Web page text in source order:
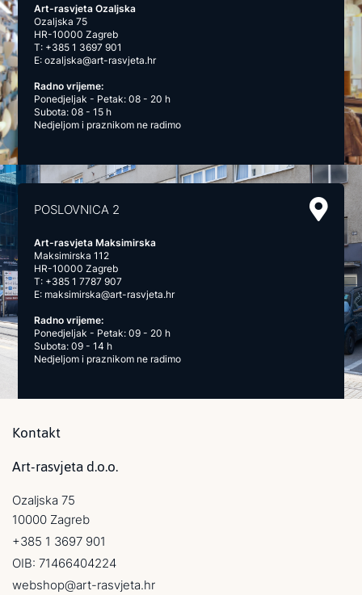
Art-rasvjeta Ozaljska
Ozaljska 75
HR-10000 Zagreb
T: +385 1 3697 901
E:ozaljska@art-rasvjeta.hr
Radno vrijeme:
Ponedjeljak - Petak: 08 - 20 h
Subota: 08 - 15 h
Nedjeljom i praznikom ne radimo
POSLOVNICA 2
Art-rasvjeta Maksimirska
Maksimirska 112
HR-10000 Zagreb
T: +385 1 7787 907
E: maksimirska@art-rasvjeta.hr
Radno vrijeme:
Ponedjeljak - Petak: 09 - 20 h
Subota: 09 - 14 h
Nedjeljom i praznikom ne radimo
Kontakt
Art-rasvjeta d.o.o.
Ozaljska 75
10000 Zagreb
+385 1 3697 901
OIB: 71466404224
webshop@art-rasvjeta.hr